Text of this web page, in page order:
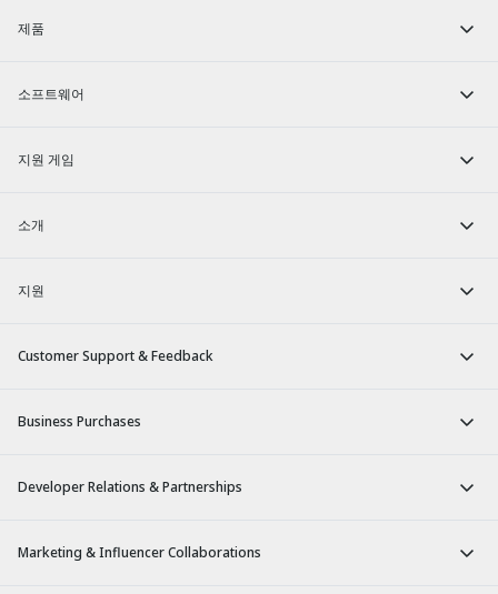
제품
소프트웨어
지원 게임
소개
지원
Customer Support & Feedback
Business Purchases
Developer Relations & Partnerships
Marketing & Influencer Collaborations